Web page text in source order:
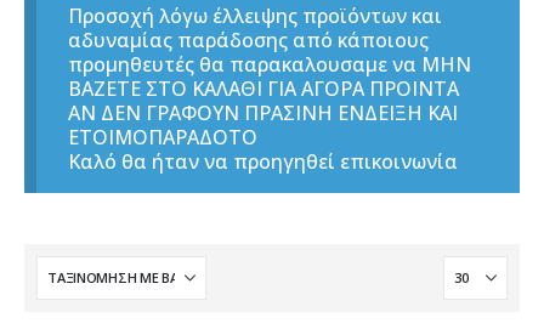
Προσοχή λόγω έλλειψης προϊόντων και
αδυναμίας παράδοσης από κάποιους
προμηθευτές θα παρακαλουσαμε να ΜΗΝ
ΒΑΖΕΤΕ ΣΤΟ ΚΑΛΑΘΙ ΓΙΑ ΑΓΟΡΑ ΠΡΟΙΝΤΑ
ΑΝ ΔΕΝ ΓΡΑΦΟΥΝ ΠΡΑΣΙΝΗ ΕΝΔΕΙΞΗ ΚΑΙ
ΕΤΟΙΜΟΠΑΡΑΔΟΤΟ
Καλό θα ήταν να προηγηθεί επικοινωνία